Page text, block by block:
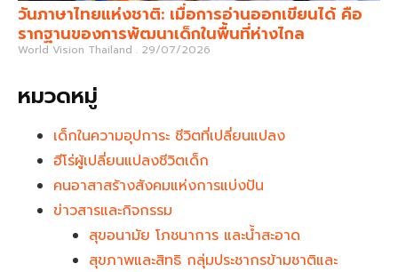
วันภาษาไทยแห่งชาติ: เมื่อการอ่านออกเขียนได้ คือ
รากฐานของการพัฒนาเด็กในพื้นที่ห่างไกล
World Vision Thailand 29/07/2026
หมวดหมู่
เด็กในความอุปการะ ชีวิตที่เปลี่ยนแปลง
ฮีโร่ผู้เปลี่ยนแปลงชีวิตเด็ก
คนอาสาสร้างสังคมแห่งการแบ่งปัน
ข่าวสารและกิจกรรม
สุขอนามัย โภชนาการ และน้ำสะอาด
สุขภาพและสิทธิ กลุ่มประชากรข้ามชาติและ